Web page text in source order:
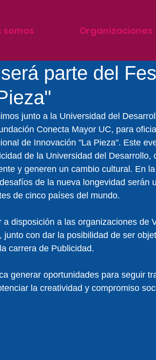
somos Organizaciones
parte del
junto a la Universidad del
Conecta Mayor UC, para
de Innovación "La Pieza". Este
de la Universidad del Desarrollo,
y generen un cambio cultural. En
de la nueva longevidad serán
de cinco países del mundo.
disposición a las organizaciones de
con dar la posibilidad de ser
carrera de Publicidad.
generar oportunidades para seguir
la creatividad y compromiso